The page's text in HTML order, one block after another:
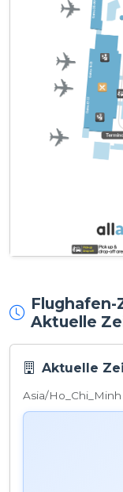
Aktuelle
Aktuelle
Asia/Ho_Chi_Minh